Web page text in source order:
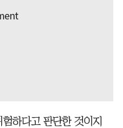
하다고 판단한 것이지